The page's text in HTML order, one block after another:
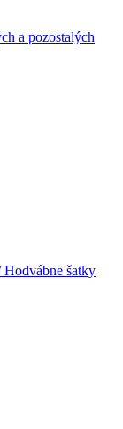
a pozostalých
Hodvábne šatky